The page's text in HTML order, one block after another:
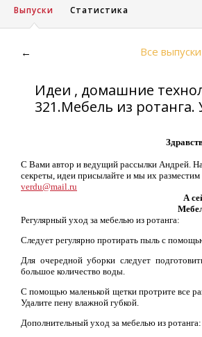
Выпуски Статистика
← Все выпуски
Идеи , домашние
321.Мебель из ротанга.
С Вами автор и ведущий рассылки Андрей.
секреты, идеи присылайте и мы их
verdu@mail.ru
А
Регулярный уход за мебелью из ротанга:
Следует регулярно протирать пыль с
Для очередной уборки следует
большое количество воды.
С помощью маленькой щетки протрите все
Удалите пену влажной губкой.
Дополнительный уход за мебелью из ротанга: